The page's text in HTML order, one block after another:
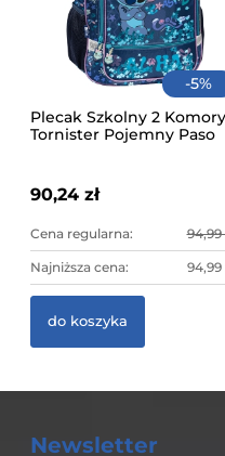
-5%
Plecak Szkolny 2 Komory
Tornister Pojemny Paso
90,24 zł
Cena regularna: 94,99
Najniższa cena: 94,99
do koszyka
Newsletter